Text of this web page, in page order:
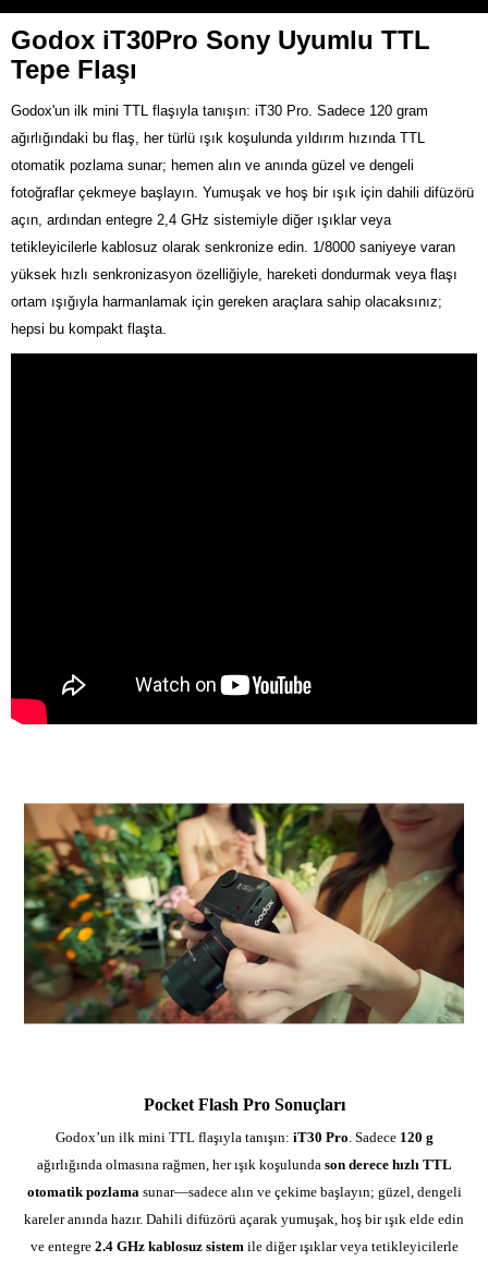
Godox iT30Pro Sony Uyumlu TTL
Tepe Flaşı
Godox'un ilk mini TTL flaşıyla tanışın: iT30 Pro. Sadece 120 gram
ağırlığındaki bu flaş, her türlü ışık koşulunda yıldırım hızında TTL
otomatik pozlama sunar; hemen alın ve anında güzel ve dengeli
fotoğraflar çekmeye başlayın. Yumuşak ve hoş bir ışık için dahili difüzörü
açın, ardından entegre 2,4 GHz sistemiyle diğer ışıklar veya
tetikleyicilerle kablosuz olarak senkronize edin. 1/8000 saniyeye varan
yüksek hızlı senkronizasyon özelliğiyle, hareketi dondurmak veya flaşı
ortam ışığıyla harmanlamak için gereken araçlara sahip olacaksınız;
hepsi bu kompakt flaşta.
Pocket Flash Pro Sonuçları
Godox’un ilk mini TTL flaşıyla tanışın: iT30 Pro . Sadece 120 g
ağırlığında olmasına rağmen, her ışık koşulunda son derece hızlı TTL
otomatik pozlama sunar—sadece alın ve çekime başlayın; güzel, dengeli
kareler anında hazır. Dahili difüzörü açarak yumuşak, hoş bir ışık elde edin
ve entegre 2.4 GHz kablosuz sistem ile diğer ışıklar veya tetikleyicilerle